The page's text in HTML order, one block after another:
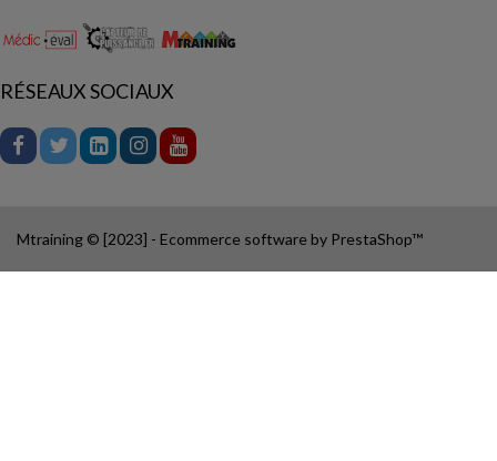
RÉSEAUX SOCIAUX
Mtraining © [2023] - Ecommerce software by PrestaShop™